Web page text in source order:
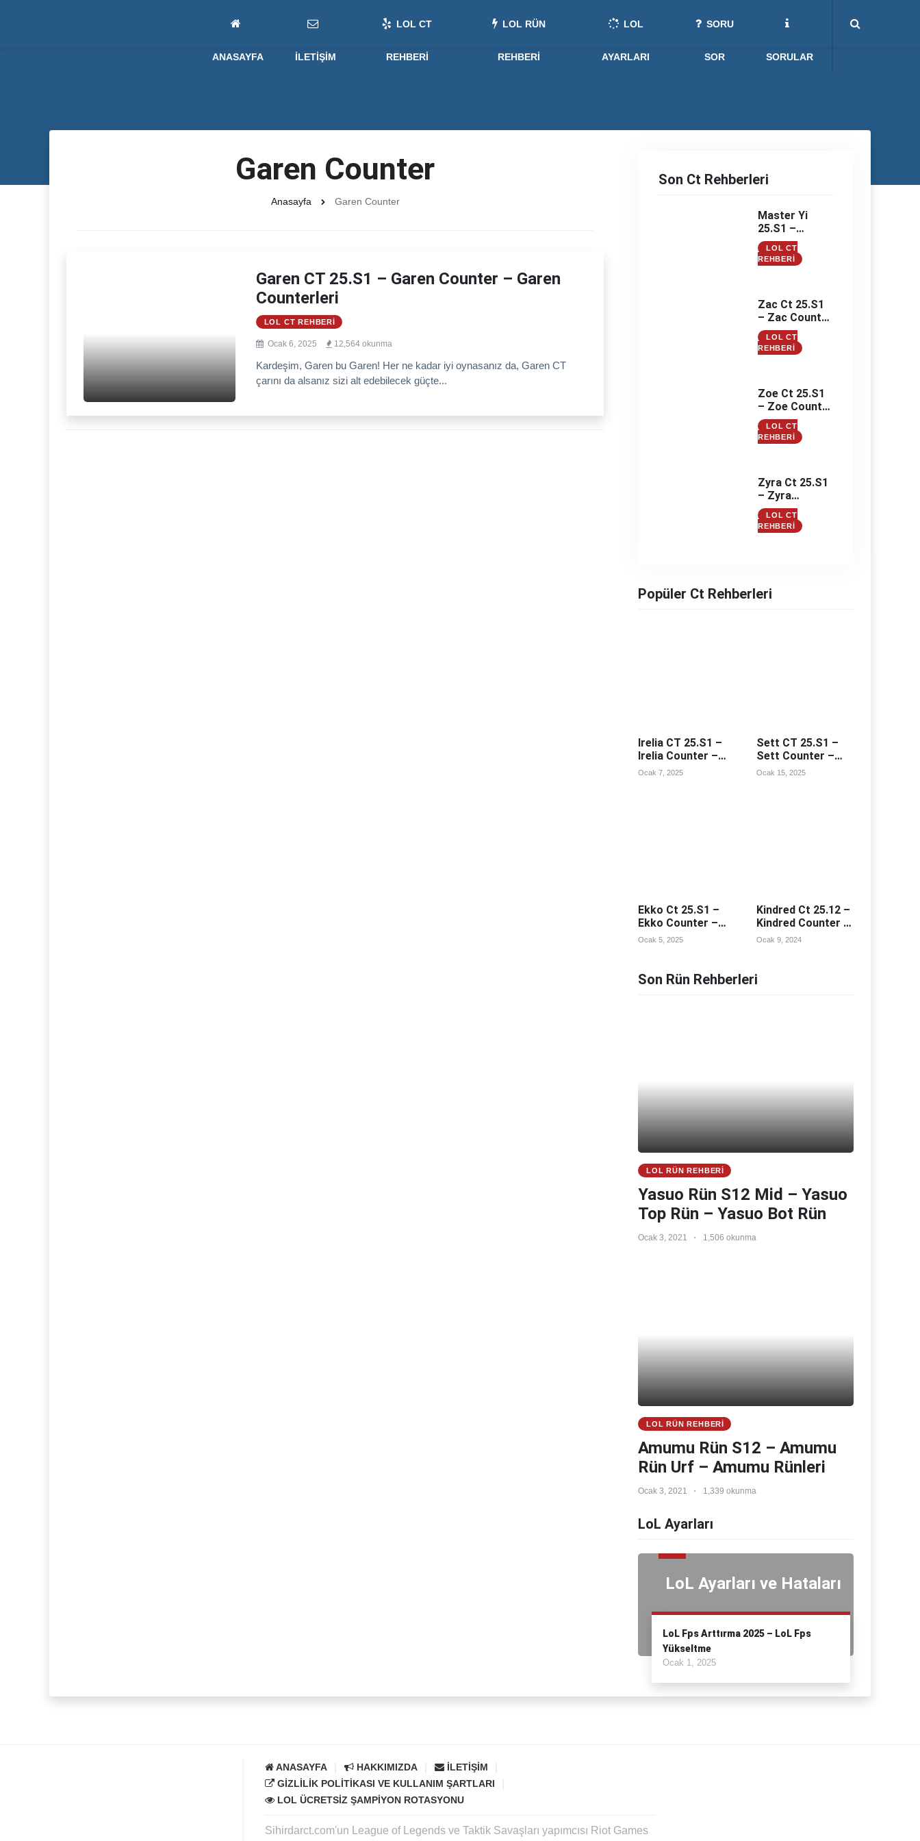
ANASAYFA İLETIŞIM
LOL CT
REHBERI
LOL RÜN
REHBERI
LOL
AYARLARI
SORU
SOR SORULAR
Garen Counter
Anasayfa Garen Counter
Garen CT 25.S1 – Garen Counter – Garen
Counterleri
LOL CT REHBERI
Ocak 6, 2025 12,564 okunma
Kardeşim, Garen bu Garen! Her ne kadar iyi oynasanız da, Garen CT
çarını da alsanız sizi alt edebilecek güçte...
Son Ct Rehberleri
Master Yi
25.S1 –
Master Yi
Counter –
Master Yi
LOL CT
REHBERI
Zac Ct 25.S1
– Zac Counter
– Zac
Counterleri
LOL CT
REHBERI
Zoe Ct 25.S1
– Zoe Counter
– Zoe
Counterleri
LOL CT
REHBERI
Zyra Ct 25.S1
– Zyra
Counter –
Zyra
Counterleri
LOL CT
REHBERI
Popüler Ct Rehberleri
Irelia CT 25.S1 –
Irelia Counter –
Irealia Counterleri
Ocak 7, 2025
Sett CT 25.S1 –
Sett Counter –
Sett Counterleri
Ocak 15, 2025
Ekko Ct 25.S1 –
Ekko Counter –
Ekko Counterleri
Ocak 5, 2025
Kindred Ct 25.12 –
Kindred Counter –
Kindred
Ocak 9, 2024
Son Rün Rehberleri
LOL RÜN REHBERI
Yasuo Rün S12 Mid – Yasuo
Top Rün – Yasuo Bot Rün
Ocak 3, 2021 1,506 okunma
LOL RÜN REHBERI
Amumu Rün S12 – Amumu
Rün Urf – Amumu Rünleri
Ocak 3, 2021 1,339 okunma
LoL Ayarları
LoL Ayarları ve Hataları
LoL Fps Arttırma 2025 – LoL Fps
Yükseltme
Ocak 1, 2025
ANASAYFA HAKKIMIZDA
İLETIŞIM
GIZLILIK POLITIKASI VE KULLANIM ŞARTLARI
LOL ÜCRETSIZ ŞAMPIYON ROTASYONU
Sihirdarct.com'un League of Legends ve Taktik Savaşları yapımcısı Riot Games